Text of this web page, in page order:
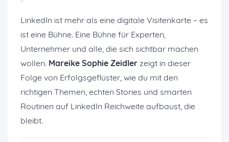
LinkedIn ist mehr als eine digitale Visitenkarte – es
ist eine Bühne. Eine Bühne für Experten,
Unternehmer und alle, die sich sichtbar machen
wollen. Mareike Sophie Zeidler zeigt in dieser
Folge von Erfolgsgeflüster, wie du mit den
richtigen Themen, echten Stories und smarten
Routinen auf LinkedIn Reichweite aufbaust, die
bleibt.